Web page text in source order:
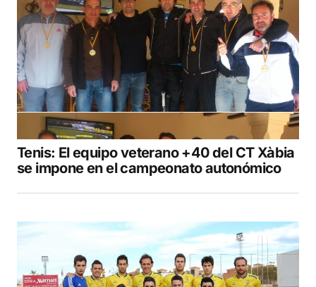
Tenis: El equipo veterano +40 del CT Xàbia
se impone en el campeonato autonómico